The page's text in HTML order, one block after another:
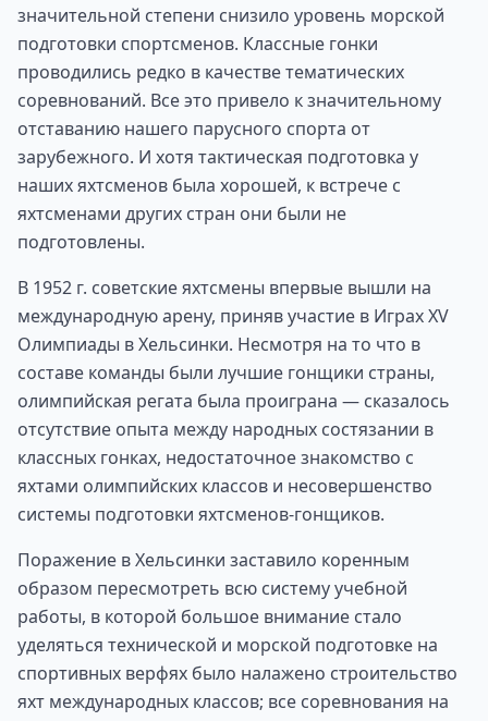
значительной степени снизило уровень морской
подготовки спортсменов. Классные гонки
проводились редко в качестве тематических
соревнований. Все это привело к значительному
отставанию нашего парусного спорта от
зарубежного. И хотя тактическая подготовка у
наших яхтсменов была хорошей, к встрече с
яхтсменами других стран они были не
подготовлены.
В 1952 г. советские яхтсмены впервые вышли на
международную арену, приняв участие в Играх XV
Олимпиады в Хельсинки. Несмотря на то что в
составе команды были лучшие гонщики страны,
олимпийская регата была проиграна — сказалось
отсутствие опыта между народных состязании в
классных гонках, недостаточное знакомство с
яхтами олимпийских классов и несовершенство
системы подготовки яхтсменов-гонщиков.
Поражение в Хельсинки заставило коренным
образом пересмотреть всю систему учебной
работы, в которой большое внимание стало
уделяться технической и морской подготовке на
спортивных верфях было налажено строительство
яхт международных классов; все соревнования на